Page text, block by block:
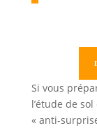
Si vous
l’étude de
« anti-